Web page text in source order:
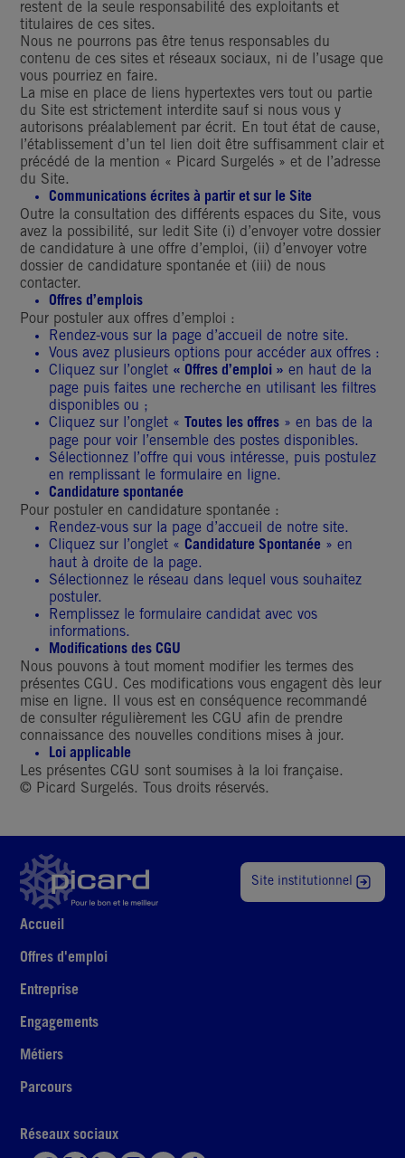
restent de la seule responsabilité des exploitants et
titulaires de ces sites.
Nous ne pourrons pas être tenus responsables du
contenu de ces sites et réseaux sociaux, ni de l’usage que
vous pourriez en faire.
La mise en place de liens hypertextes vers tout ou partie
du Site est strictement interdite sauf si nous vous y
autorisons préalablement par écrit. En tout état de cause,
l’établissement d’un tel lien doit être suffisamment clair et
précédé de la mention « Picard Surgelés » et de l’adresse
du Site.
Communications écrites à partir et sur le Site
Outre la consultation des différents espaces du Site, vous
avez la possibilité, sur ledit Site (i) d’envoyer votre dossier
de candidature à une offre d’emploi, (ii) d’envoyer votre
dossier de candidature spontanée et (iii) de nous
contacter.
Offres d’emplois
Pour postuler aux offres d’emploi :
Rendez-vous sur la page d’accueil de notre site.
Vous avez plusieurs options pour accéder aux offres :
Cliquez sur l’onglet « Offres d’emploi » en haut de la
page puis faites une recherche en utilisant les filtres
disponibles ou ;
Cliquez sur l’onglet «
Toutes les offres » en bas de la
page pour voir l’ensemble des postes disponibles.
Sélectionnez l’offre qui vous intéresse, puis postulez
en remplissant le formulaire en ligne.
Candidature spontanée
Pour postuler en candidature spontanée :
Rendez-vous sur la page d’accueil de notre site.
Cliquez sur l’onglet «Candidature Spontanée » en
haut à droite de la page.
Sélectionnez le réseau dans lequel vous souhaitez
postuler.
Remplissez le formulaire candidat avec vos
informations.
Modifications des CGU
Nous pouvons à tout moment modifier les termes des
présentes CGU. Ces modifications vous engagent dès leur
mise en ligne. Il vous est en conséquence recommandé
de consulter régulièrement les CGU afin de prendre
connaissance des nouvelles conditions mises à jour.
Loi applicable
Les présentes CGU sont soumises à la loi française.
© Picard Surgelés. Tous droits réservés.
Site institutionnel
Accueil
Offres d'emploi
Entreprise
Engagements
Métiers
Parcours
Réseaux sociaux